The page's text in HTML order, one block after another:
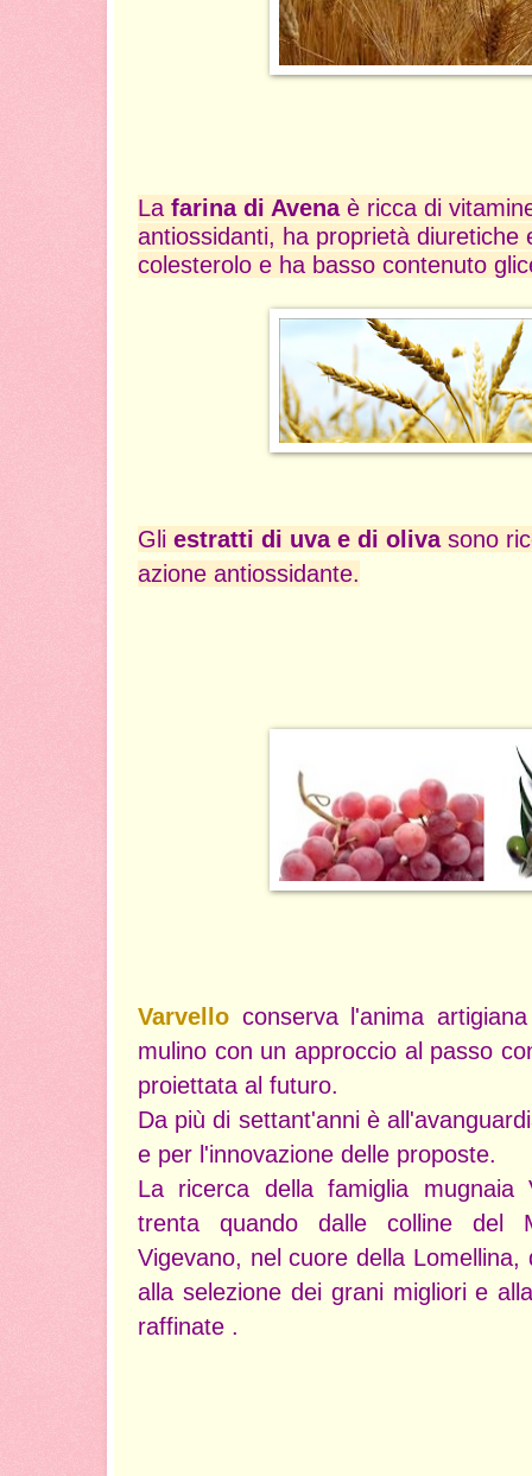
La farina di Avenaè ricca di
antiossidanti, ha proprietà diuretiche
colesterolo e ha basso contenuto
Gli estratti di uva e di oliva sono
azione antiossidante.
Varvello conserva l'anima
mulino con un approccio al passo
proiettata al futuro.
Da più di settant'anni è
e per l'innovazione delle proposte.
La ricerca della famiglia mugnaia
trenta quando dalle colline del
Vigevano, nel cuore della Lomellina,
alla selezione dei grani migliori e
raffinate .